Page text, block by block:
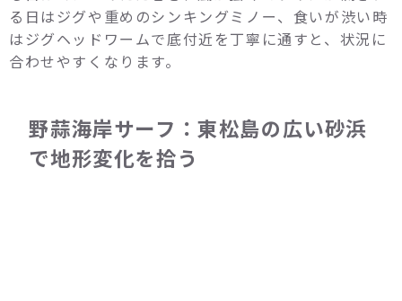
る日はジグや重めのシンキングミノー、食いが渋い時
はジグヘッドワームで底付近を丁寧に通すと、状況に
合わせやすくなります。
野蒜海岸サーフ：東松島の広い砂浜
で地形変化を拾う